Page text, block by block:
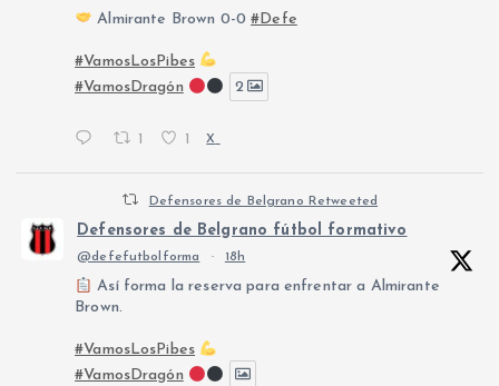
Almirante Brown 0-0#Defe
#VamosLosPibes
#VamosDragón
2
X
Defensores de Belgrano Retweeted
Defensores de Belgrano fútbol formativo
@defefutbolforma · 18h
Así forma la reserva para enfrentar a Almirante
Brown.
#VamosLosPibes
#VamosDragón